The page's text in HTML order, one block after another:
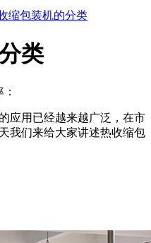
缩包装机的分类
类
应用已经越来越广泛，在市
我们来给大家讲述热收缩包